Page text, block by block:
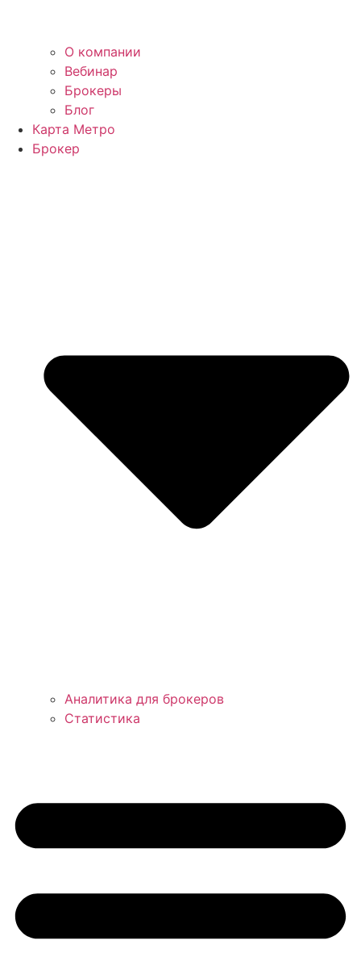
О компании
Вебинар
Брокеры
Блог
Карта Метро
Брокер
Аналитика для брокеров
Статистика